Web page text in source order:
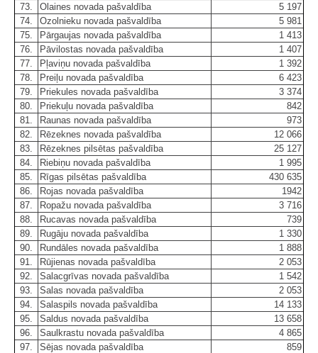
73.
Olaines novada pašvaldība
5 197
74.
Ozolnieku novada pašvaldība
5 981
75.
Pārgaujas novada pašvaldība
1 413
76.
Pāvilostas novada pašvaldība
1 407
77.
Pļaviņu novada pašvaldība
1 392
78.
Preiļu novada pašvaldība
6 423
79.
Priekules novada pašvaldība
3 374
80.
Priekuļu novada pašvaldība
842
81.
Raunas novada pašvaldība
973
82.
Rēzeknes novada pašvaldība
12 066
83.
Rēzeknes pilsētas pašvaldība
25 127
84.
Riebiņu novada pašvaldība
1 995
85.
Rīgas pilsētas pašvaldība
430 635
86.
Rojas novada pašvaldība
1942
87.
Ropažu novada pašvaldība
3 716
88.
Rucavas novada pašvaldība
739
89.
Rugāju novada pašvaldība
1 330
90.
Rundāles novada pašvaldība
1 888
91.
Rūjienas novada pašvaldība
2 053
92.
Salacgrīvas novada pašvaldība
1 542
93.
Salas novada pašvaldība
2 053
94.
Salaspils novada pašvaldība
14 133
95.
Saldus novada pašvaldība
13 658
96.
Saulkrastu novada pašvaldība
4 865
97.
Sējas novada pašvaldība
859